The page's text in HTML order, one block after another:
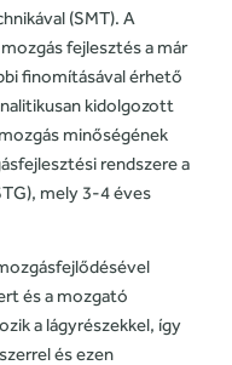
(SMT). A
fejlesztés a már
finomításával érhető
kidolgozott
minőségének
rendszere a
mely 3-4 éves
és a mozgató
a lágyrészekkel, így
és ezen